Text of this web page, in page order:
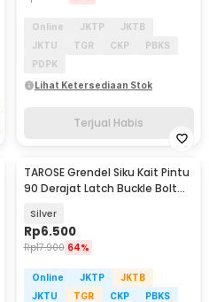
Online JKTP
JKTB
JKTU
TGR CKP
PBKS
PDPK
Lihat Ketersediaan Stok
Terjual Habis
TAROSE Grendel Siku Kait Pintu
90 Derajat Latch Buckle Bolt
Silver
Rp6.500
Rp17.900 64%
Online JKTP
JKTB
JKTU
TGR CKP
PBKS